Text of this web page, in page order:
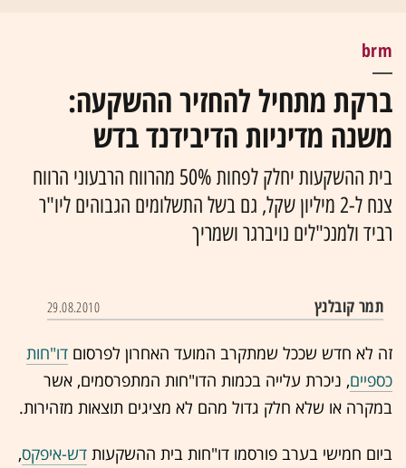
brm
ברקת מתחיל להחזיר ההשקעה:
משנה מדיניות הדיבידנד בדש
בית ההשקעות יחלק לפחות 50% מהרווח הרבעוני הרווח
צנח ל-2 מיליון שקל, גם בשל התשלומים הגבוהים ליו"ר
רביד ולמנכ"לים נויברגר ושמריך
תמר קובלנץ 29.08.2010
זה לא חדש שככל שמתקרב המועד האחרון לפרסום דו"חות
כספיים, ניכרת עלייה בכמות הדו"חות המתפרסמים, אשר
במקרה או שלא חלק גדול מהם לא מציגים תוצאות מזהירות.
ביום חמישי בערב פורסמו דו"חות בית ההשקעות דש-איפקס,